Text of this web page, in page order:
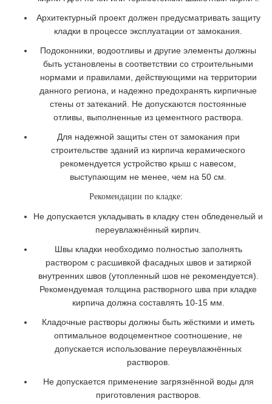
Архитектурный проект должен предусматривать защиту
кладки в процессе эксплуатации от замокания.
Подоконники, водоотливы и другие элементы должны
быть установлены в соответствии со строительными
нормами и правилами, действующими на территории
данного региона, и надежно предохранять кирпичные
стены от затеканий. Не допускаются постоянные
отливы, выполненные из цементного раствора.
Для надежной защиты стен от замокания при
строительстве зданий из кирпича керамического
рекомендуется устройство крыш с навесом,
выступающим не менее, чем на 50 см.
Рекомендации по кладке:
Не допускается укладывать в кладку стен обледенелый и
переувлажнённый кирпич.
Швы кладки необходимо полностью заполнять
раствором с расшивкой фасадных швов и затиркой
внутренних швов (утопленный шов не рекомендуется).
Рекомендуемая толщина растворного шва при кладке
кирпича должна составлять 10-15 мм.
Кладочные растворы должны быть жёсткими и иметь
оптимальное водоцементное соотношение, не
допускается использование переувлажнённых
растворов.
Не допускается применение загрязнённой воды для
приготовления растворов.